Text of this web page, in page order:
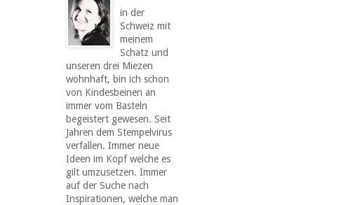
in der
Schweiz mit
meinem
Schatz und
unseren drei Miezen
wohnhaft, bin ich schon
von Kindesbeinen an
immer vom Basteln
begeistert gewesen. Seit
Jahren dem Stempelvirus
verfallen. Immer neue
Ideen im Kopf welche es
gilt umzusetzen. Immer
auf der Suche nach
Inspirationen, welche man